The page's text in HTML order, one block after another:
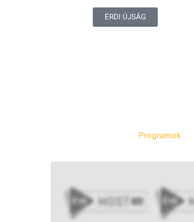
ÉRDI ÚJSÁG
Programok